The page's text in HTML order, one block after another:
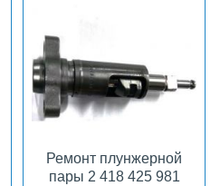
Ремонт плунжерной
пары 2 418 425 981